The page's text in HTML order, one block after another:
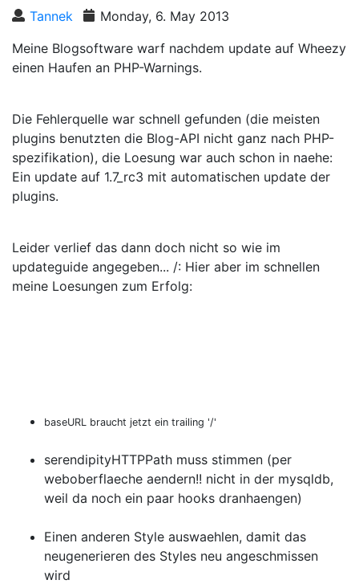
Tannek
Monday, 6. May 2013
Meine Blogsoftware warf nachdem update auf Wheezy
einen Haufen an PHP-Warnings.
Die Fehlerquelle war schnell gefunden (die meisten
plugins benutzten die Blog-API nicht ganz nach PHP-
spezifikation), die Loesung war auch schon in naehe:
Ein update auf 1.7_rc3 mit automatischen update der
plugins.
Leider verlief das dann doch nicht so wie im
updateguide angegeben... /: Hier aber im schnellen
meine Loesungen zum Erfolg:
baseURL braucht jetzt ein trailing '/'
serendipityHTTPPath muss stimmen (per
weboberflaeche aendern!! nicht in der mysqldb,
weil da noch ein paar hooks dranhaengen)
Einen anderen Style auswaehlen, damit das
neugenerieren des Styles neu angeschmissen
wird